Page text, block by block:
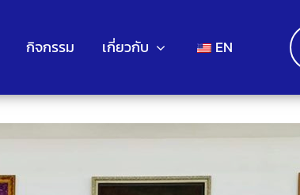
กิจกรรม เกี่ยวกับ EN